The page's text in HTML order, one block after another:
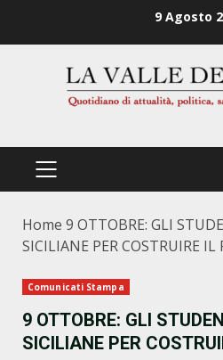
9 Agosto
PRIMÄRES
Home 9 OTTOBRE: GLI
SICILIANE PER COSTRUIRE IL
Comunicati Stampa
9 OTTOBRE: GLI
SICILIANE PER